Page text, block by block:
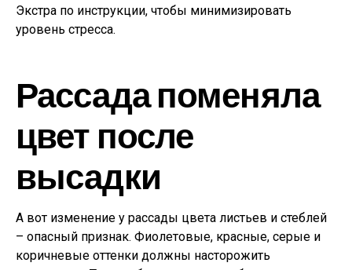
Экстра по инструкции, чтобы минимизировать
уровень стресса.
Рассада поменяла
цвет после
высадки
А вот изменение у рассады цвета листьев и стеблей
– опасный признак. Фиолетовые, красные, серые и
коричневые оттенки должны насторожить